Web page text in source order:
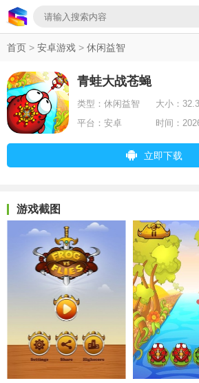
首页 > 安卓游戏 > 休闲益智
青蛙大战苍蝇
类型： 休闲益智 大小：
平台： 安卓 时间：
立即下载
游戏截图